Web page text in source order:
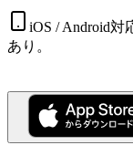
iOS / Android
あり。